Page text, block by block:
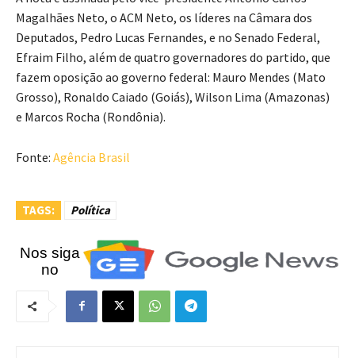
Magalhães Neto, o ACM Neto, os líderes na Câmara dos
Deputados, Pedro Lucas Fernandes, e no Senado Federal,
Efraim Filho, além de quatro governadores do partido, que
fazem oposição ao governo federal: Mauro Mendes (Mato
Grosso), Ronaldo Caiado (Goiás), Wilson Lima (Amazonas)
e Marcos Rocha (Rondônia).
Fonte: Agência Brasil
TAGS: Política
Nos siga
no